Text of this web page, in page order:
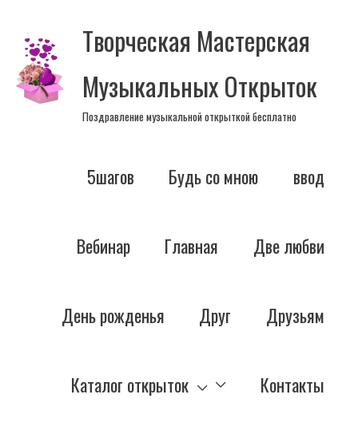
содержимому
Творческая Мастерская
Музыкальных Открыток
Поздравление музыкальной открыткой бесплатно
5шагов Будь со мною ввод
Вебинар Главная Две любви
День рожденья Друг Друзьям
Каталог открыток Контакты